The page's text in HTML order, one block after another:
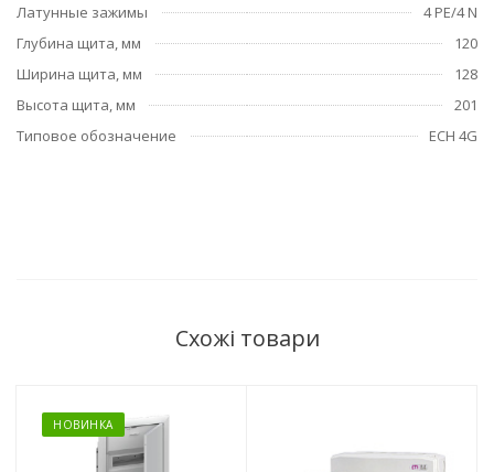
Латунные зажимы
4 PE/4 N
Глубина щита, мм
120
Ширина щита, мм
128
Высота щита, мм
201
Типовое обозначение
ECH 4G
Схожі товари
НОВИНКА